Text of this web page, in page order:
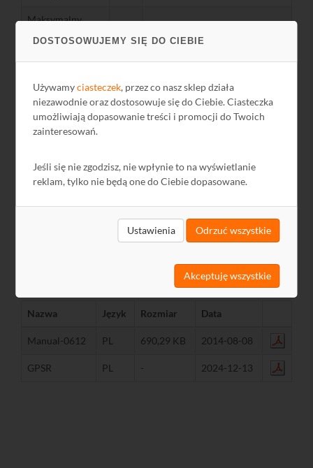
DOSTOSOWUJEMY SIĘ DO CIEBIE
Używamyciasteczek, przez co nasz sklep działa
niezawodnie oraz dostosowuje się do Ciebie. Ciasteczka
umożliwiają dopasowanie treści i promocji do Twoich
zainteresowań.
Jeśli się nie zgodzisz, nie wpłynie to na wyświetlanie
reklam, tylko nie będą one do Ciebie dopasowane.
Ustawienia Odrzuć wszystkie
Akceptuję wszystkie
Maksymalny
Klasa środowiskowa II
Temperatura
pracy
°C -10...+ 55
Maksymalna
wilgotność
Wymiary mm 24 x 110 x 27
kg
Nazwa Język Rozmiar Data
Manual-0612 PL 690,29 KB 2014-08-08
GPSR PL - 2024-12-13